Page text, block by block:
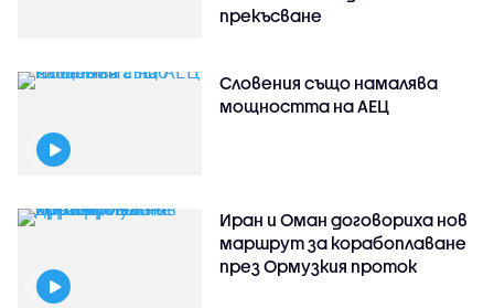
прекъсване
Словения също намалява
мощността на АЕЦ
Иран и Оман договориха нов
маршрут за корабоплаване
през Ормузкия проток